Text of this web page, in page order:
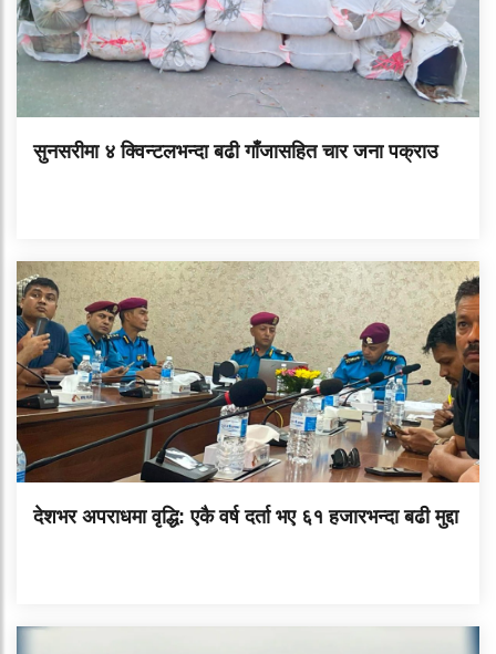
सुनसरीमा ४ क्विन्टलभन्दा बढी गाँजासहित चार जना पक्राउ
देशभर अपराधमा वृद्धि: एकै वर्ष दर्ता भए ६१ हजारभन्दा बढी मुद्दा